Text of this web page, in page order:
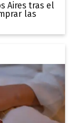
Aires tras el
las